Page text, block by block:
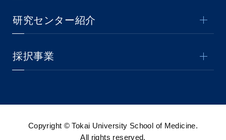
研究センター紹介
採択事業
Copyright © Tokai University School of Medicine.
All rights reserved.